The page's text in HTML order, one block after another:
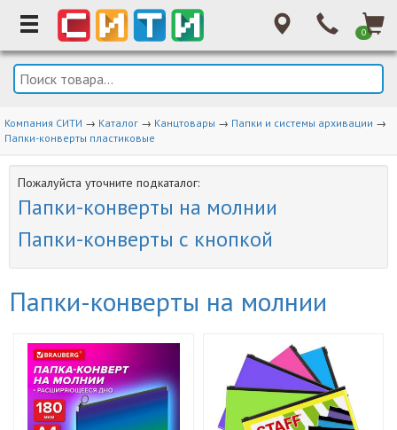
0
Компания СИТИ → Каталог → Канцтовары → Папки и системы архивации →
Папки-конверты пластиковые
Пожалуйста уточните подкаталог:
Папки-конверты на молнии
Папки-конверты с кнопкой
Папки-конверты на молнии